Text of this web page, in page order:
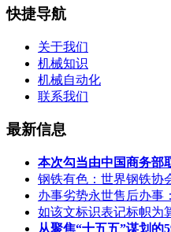
快捷导航
关于我们
机械知识
机械自动化
联系我们
最新信息
本次勾当由中国商务部
钢铁有色：世界钢铁协
办事劣势永世售后办事
如该文标识表记标帜为
从聚焦“十五五”谋划的